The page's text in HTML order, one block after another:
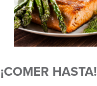
¡COMER HASTA!